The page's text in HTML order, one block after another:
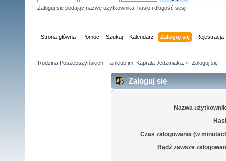
Zaloguj się podając nazwę użytkownika, hasło i długość sesji
Strona główna Pomoc Szukaj Kalendarz Zaloguj się Rejestracja
Rodzina Poszepszyńskich - fanklub im. Kaprala Jedziniaka. » Zaloguj się
Zaloguj się
Nazwa
Czas zalogowania (w
Bądź zawsze